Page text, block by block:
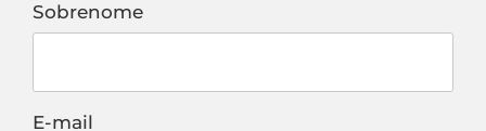
Sobrenome
E-mail